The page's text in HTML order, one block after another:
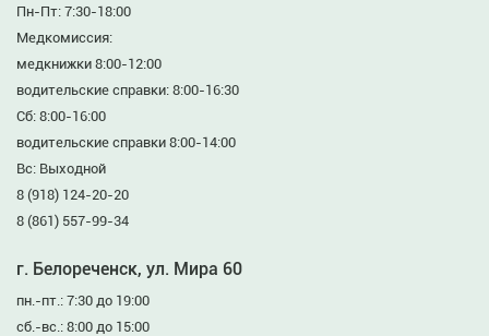
Пн-Пт: 7:30-18:00
Медкомиссия:
медкнижки 8:00-12:00
водительские справки: 8:00-16:30
Сб: 8:00-16:00
водительские справки 8:00-14:00
Вс: Выходной
8 (918) 124-20-20
8 (861) 557-99-34
г. Белореченск, ул. Мира 60
пн.-пт.: 7:30 до 19:00
сб.-вс.: 8:00 до 15:00